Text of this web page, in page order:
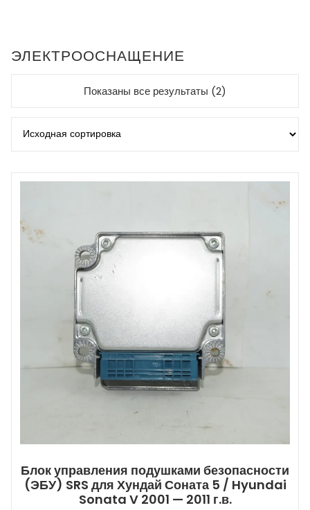
ЭЛЕКТРООСНАЩЕНИЕ
Показаны все результаты (2)
Блок управления подушками безопасности
(ЭБУ) SRS для Хундай Соната 5 / Hyundai
Sonata V 2001 — 2011 г.в.